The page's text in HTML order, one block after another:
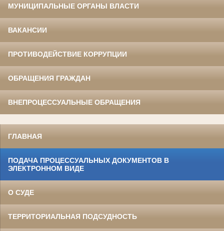
МУНИЦИПАЛЬНЫЕ ОРГАНЫ ВЛАСТИ
ВАКАНСИИ
ПРОТИВОДЕЙСТВИЕ КОРРУПЦИИ
ОБРАЩЕНИЯ ГРАЖДАН
ВНЕПРОЦЕССУАЛЬНЫЕ ОБРАЩЕНИЯ
ГЛАВНАЯ
ПОДАЧА ПРОЦЕССУАЛЬНЫХ ДОКУМЕНТОВ В
ЭЛЕКТРОННОМ ВИДЕ
О СУДЕ
ТЕРРИТОРИАЛЬНАЯ ПОДСУДНОСТЬ